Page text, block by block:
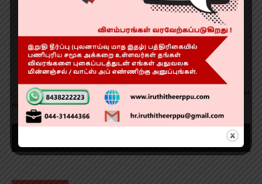
Save my name, email, and website in this browser for the next
time I comment.